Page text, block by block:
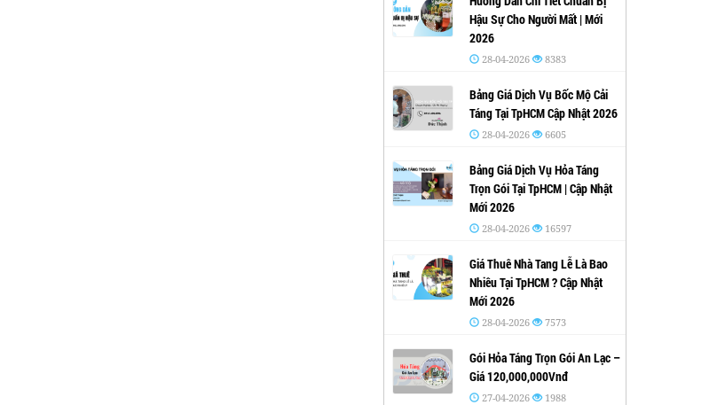
Hậu Sự Cho Người Mất | Mới
2026
28-04-2026 8383
Bảng Giá Dịch Vụ Bốc Mộ Cải
Táng Tại TpHCM Cập Nhật 2026
28-04-2026 6605
Bảng Giá Dịch Vụ Hỏa Táng
Trọn Gói Tại TpHCM | Cập Nhật
Mới 2026
28-04-2026 16597
Giá Thuê Nhà Tang Lễ Là Bao
Nhiêu Tại TpHCM ? Cập Nhật
Mới 2026
28-04-2026 7573
Gói Hỏa Táng Trọn Gói An Lạc –
Giá 120,000,000Vnđ
27-04-2026 1988